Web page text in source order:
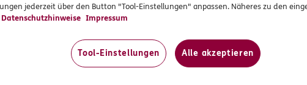
mit Implantaten
mit verdoppeltem Festzuschuss
jederzeit über den Button "Tool-Einstellungen" anpassen. Näheres zu den
Datenschutzhinweise Impressum
Tool-Einstellungen Alle akzeptieren